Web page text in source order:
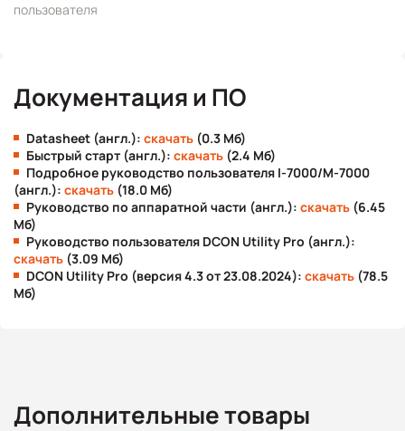
пользователя
Документация и ПО
Datasheet (англ.): скачать (0.3 Мб)
Быстрый старт (англ.): скачать (2.4 Мб)
Подробное руководство пользователя I-7000/M-7000
(англ.): скачать (18.0 Мб)
Руководство по аппаратной части (англ.): скачать (6.45
Мб)
Руководство пользователя DCON Utility Pro (англ.):
скачать (3.09 Мб)
DCON Utility Pro (версия 4.3 от 23.08.2024): скачать (78.5
Мб)
Дополнительные товары